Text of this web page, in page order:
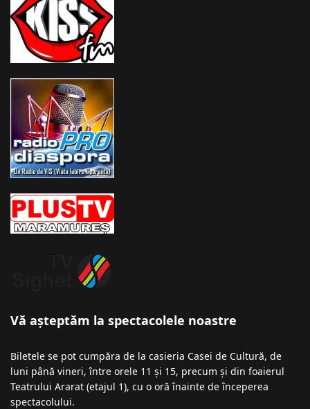
Vă așteptăm la spectacolele noastre
Biletele se pot cumpăra de la casieria Casei de Cultură, de
luni până vineri, între orele 11 și 15, precum și din foaierul
Teatrului Ararat (etajul 1), cu o oră înainte de începerea
spectacolului.